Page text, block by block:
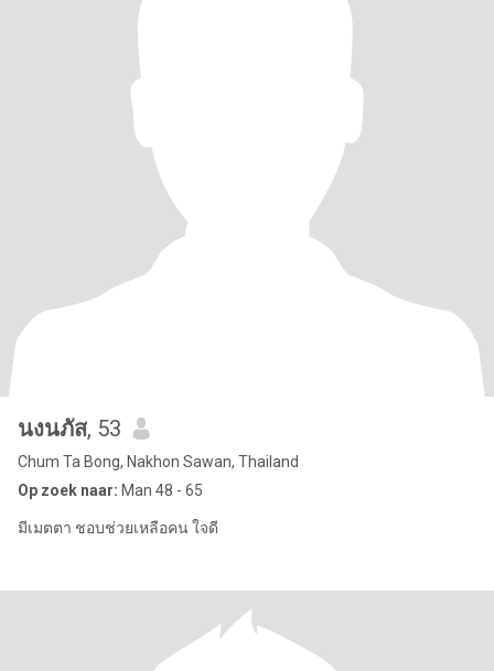
นงนภัส, 53
Chum Ta Bong, Nakhon Sawan, Thailand
Op zoek naar: Man 48 - 65
มีเมตตา ชอบช่วยเหลือคน ใจดี